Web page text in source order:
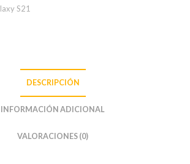
S21
DESCRIPCIÓN
INFORMACIÓN ADICIONAL
VALORACIONES (0)